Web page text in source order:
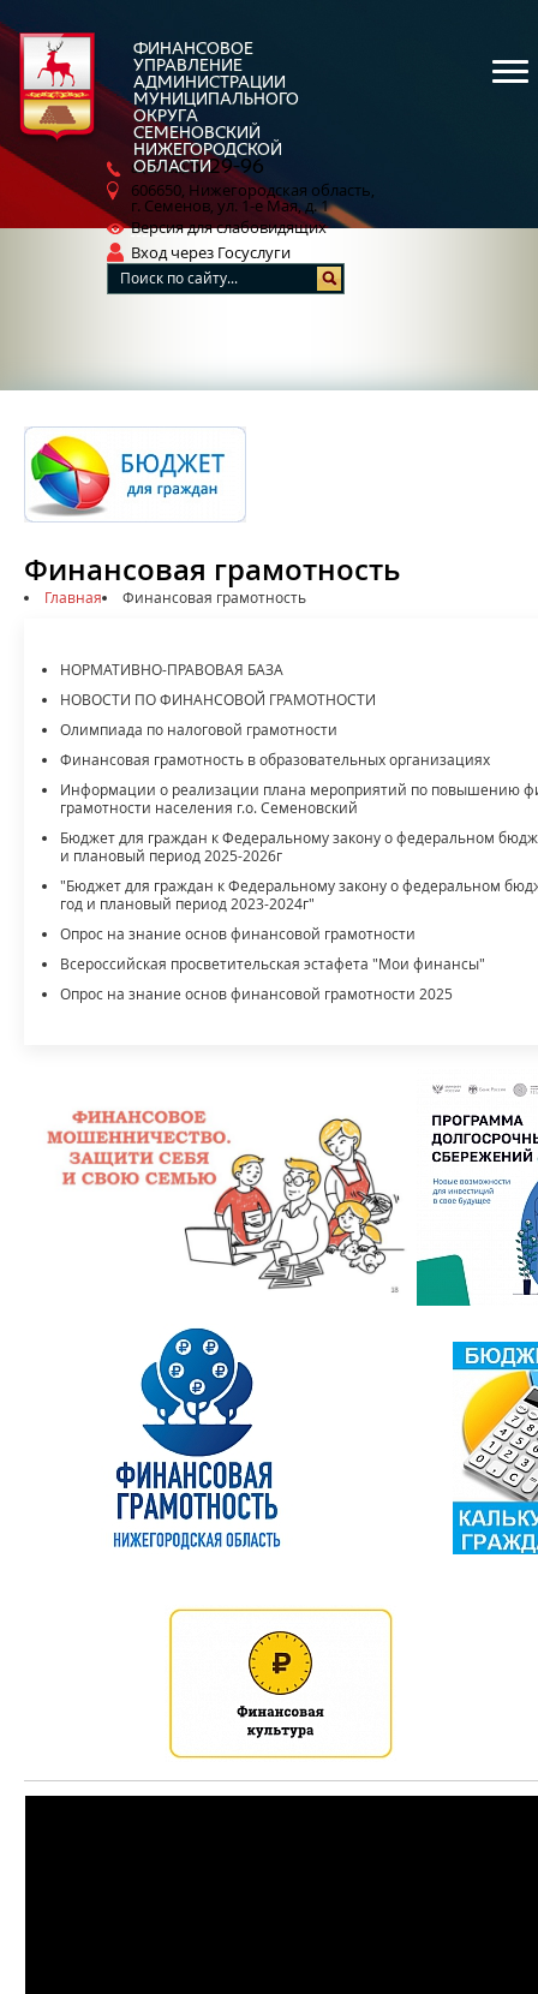
Финансовая грамотность
Главная Финансовая грамотность
НОРМАТИВНО-ПРАВОВАЯ БАЗА
НОВОСТИ ПО ФИНАНСОВОЙ ГРАМОТНОСТИ
Олимпиада по налоговой грамотности
Финансовая грамотность в образовательных организациях
Информации о реализации плана мероприятий по повышению
грамотности населения г.о. Семеновский
Бюджет для граждан к Федеральному закону о федеральном
и плановый период 2025-2026г
"Бюджет для граждан к Федеральному закону о федеральном
год и плановый период 2023-2024г"
Опрос на знание основ финансовой грамотности
Всероссийская просветительская эстафета "Мои финансы"
Опрос на знание основ финансовой грамотности 2025
ФИНАНСОВОЕ
УПРАВЛЕНИЕ
АДМИНИСТРАЦИИ
МУНИЦИПАЛЬНОГО
ОКРУГА
СЕМЕНОВСКИЙ
НИЖЕГОРОДСКОЙ
ОБЛАСТИ
8 (83162)5-29-96
606650, Нижегородская область,
г. Семенов, ул. 1-е Мая, д. 1
Версия для слабовидящих
Вход через Госуслуги